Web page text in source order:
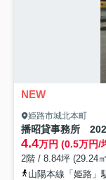
NEW
姫路市城北本町
播昭貸事務所 202
4.4万円 (0.5万円/
2階 / 8.84坪 (29.24
山陽本線「姫路」